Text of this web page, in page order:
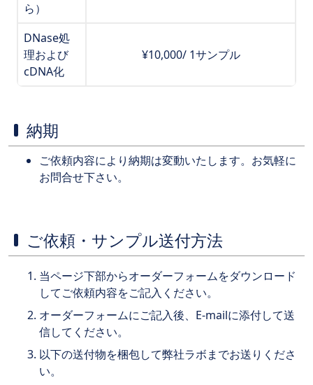
ら）
DNase処
理および
cDNA化
¥10,000/ 1サンプル
納期
ご依頼内容により納期は変動いたします。お気軽に
お問合せ下さい。
ご依頼・サンプル送付方法
当ページ下部からオーダーフォームをダウンロード
してご依頼内容をご記入ください。
オーダーフォームにご記入後、E-mailに添付して送
信してください。
以下の送付物を梱包して弊社ラボまでお送りくださ
い。